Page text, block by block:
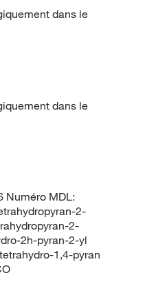
dans le
dans le
Numéro MDL:
2-
2-
2h-pyran-2-yl
1,4-pyran